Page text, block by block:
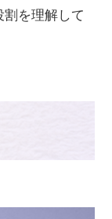
を理解して